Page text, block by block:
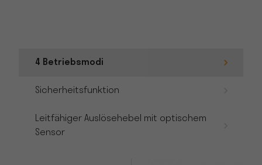
4 Betriebsmodi
Sicherheitsfunktion
Leitfähiger Auslösehebel mit optischem
Sensor